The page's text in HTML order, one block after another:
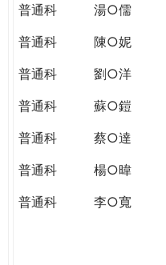
WAGOR
TODAY
THE
WORLD
PUTTING
YOU
THE
普通科
湯○儒
普通科
陳○妮
普通科
劉○洋
普通科
蘇○鎧
普通科
蔡○達
普通科
楊○暐
普通科
李○寬